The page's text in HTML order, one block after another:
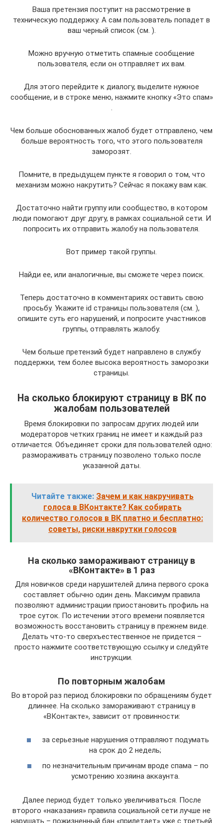
Ваша претензия поступит на рассмотрение в
техническую поддержку. А сам пользователь попадет в
ваш черный список (см. ).
Можно вручную отметить спамные сообщение
пользователя, если он отправляет их вам.
Для этого перейдите к диалогу, выделите нужное
сообщение, и в строке меню, нажмите кнопку «Это спам»
.
Чем больше обоснованных жалоб будет отправлено, чем
больше вероятность того, что этого пользователя
заморозят.
Помните, в предыдущем пункте я говорил о том, что
механизм можно накрутить? Сейчас я покажу вам как.
Достаточно найти группу или сообщество, в котором
люди помогают друг другу, в рамках социальной сети. И
попросить их отправить жалобу на пользователя.
Вот пример такой группы.
Найди ее, или аналогичные, вы сможете через поиск.
Теперь достаточно в комментариях оставить свою
просьбу. Укажите id страницы пользователя (см. ),
опишите суть его нарушений, и попросите участников
группы, отправлять жалобу.
Чем больше претензий будет направлено в службу
поддержки, тем более высока вероятность заморозки
страницы.
На сколько блокируют страницу в ВК по
жалобам пользователей
Время блокировки по запросам других людей или
модераторов четких границ не имеет и каждый раз
отличается. Объединяет сроки для пользователей одно:
размораживать страницу позволено только после
указанной даты.
Читайте также: Зачем и как накручивать
голоса в ВКонтакте? Как собирать
количество голосов в ВК платно и бесплатно:
советы, риски накрутки голосов
На сколько замораживают страницу в
«ВКонтакте» в 1 раз
Для новичков среди нарушителей длина первого срока
составляет обычно один день. Максимум правила
позволяют администрации приостановить профиль на
трое суток. По истечении этого времени появляется
возможность восстановить страницу в прежнем виде.
Делать что-то сверхъестественное не придется –
просто нажмите соответствующую ссылку и следуйте
инструкции.
По повторным жалобам
Во второй раз период блокировки по обращениям будет
длиннее. На сколько замораживают страницу в
«ВКонтакте», зависит от провинности:
за серьезные нарушения отправляют подумать
на срок до 2 недель;
по незначительным причинам вроде спама – по
усмотрению хозяина аккаунта.
Далее период будет только увеличиваться. После
второго «наказания» правила социальной сети лучше не
нарушать – пожизненный бан «прилетает» уже с третьей